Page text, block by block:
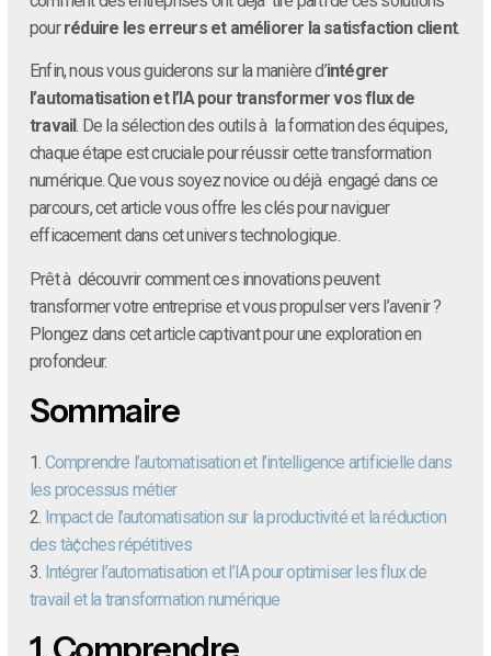
pourréduire les erreurs et améliorer la satisfaction client.
Enfin, nous vous guiderons sur la manière d’intégrer
l’automatisation et l’IA pour transformer vos flux de
travail. De la sélection des outils à la formation des équipes,
chaque étape est cruciale pour réussir cette transformation
numérique. Que vous soyez novice ou déjà engagé dans ce
parcours, cet article vous offre les clés pour naviguer
efficacement dans cet univers technologique.
Prêt à découvrir comment ces innovations peuvent
transformer votre entreprise et vous propulser vers l’avenir ?
Plongez dans cet article captivant pour une exploration en
profondeur.
Sommaire
1. Comprendre l’automatisation et l’intelligence artificielle dans
les processus métier
2. Impact de l’automatisation sur la productivité et la réduction
des tà¢ches répétitives
3. Intégrer l’automatisation et l’IA pour optimiser les flux de
travail et la transformation numérique